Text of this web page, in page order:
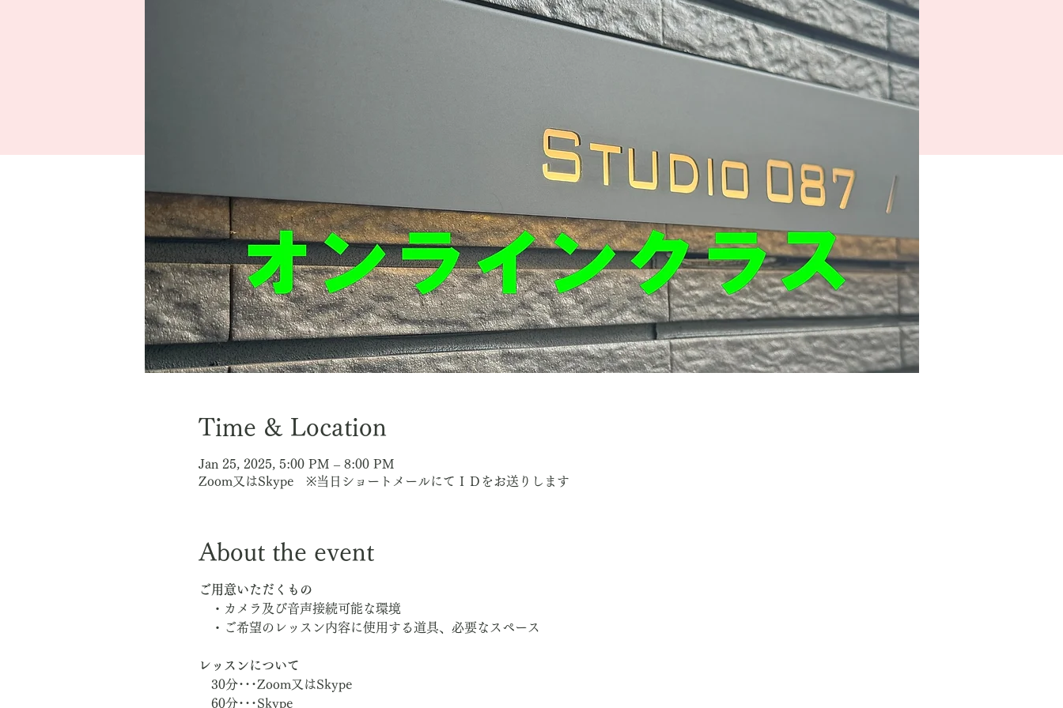
Time & Location
Jan 25, 2025, 5:00 PM – 8:00 PM
Zoom又はSkype ※当日ショートメールにてＩＤをお送りします
About the event
ご用意いただくもの
・カメラ及び音声接続可能な環境
・ご希望のレッスン内容に使用する道具、必要なスペース
レッスンについて
30分･･･Zoom又はSkype
60分･･･Skype